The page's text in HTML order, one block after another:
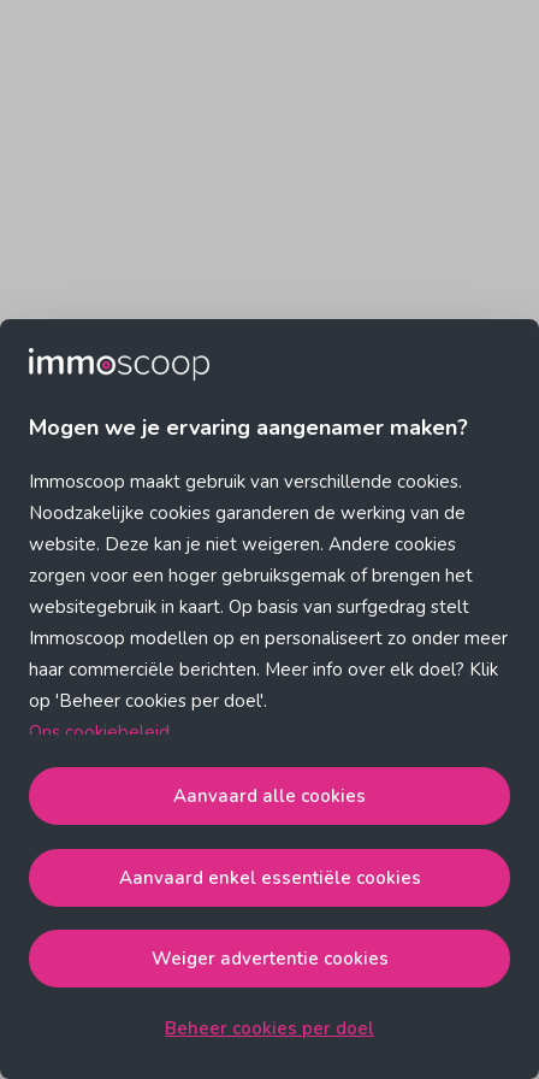
Mogen we je ervaring aangenamer maken?
Immoscoop maakt gebruik van verschillende cookies.
Noodzakelijke cookies garanderen de werking van de
website. Deze kan je niet weigeren. Andere cookies
zorgen voor een hoger gebruiksgemak of brengen het
websitegebruik in kaart. Op basis van surfgedrag stelt
Immoscoop modellen op en personaliseert zo onder meer
haar commerciële berichten. Meer info over elk doel? Klik
op 'Beheer cookies per doel'.
Ons cookiebeleid
Aanvaard alle cookiesgaat akkoord met de strict
noodzakelijke, analytische, functionele en advertentie
cookies.
de strict noodzakelijke cookies.
Weiger advertentie cookiesgaat akkoord met de strict
Aanvaard alle cookies
Aanvaard enkel essentiële cookies
Weiger advertentie cookies
Beheer cookies per doel
Application error: a client-side exception has occurred (see the
browser console for more information)